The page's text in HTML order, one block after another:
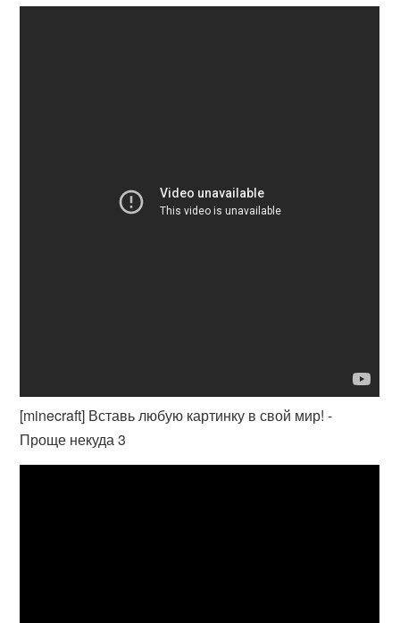
[minecraft] Вставь любую картинку в свой мир! -
Проще некуда 3